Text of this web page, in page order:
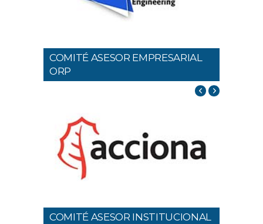
COMITÉ ASESOR EMPRESARIAL
ORP
COMITÉ ASESOR INSTITUCIONAL